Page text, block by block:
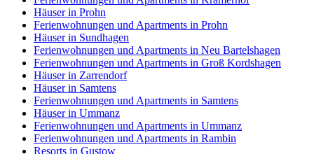
Häuser in Prohn
Ferienwohnungen und Apartments in Prohn
Häuser in Sundhagen
Ferienwohnungen und Apartments in Neu Bartelshagen
Ferienwohnungen und Apartments in Groß Kordshagen
Häuser in Zarrendorf
Häuser in Samtens
Ferienwohnungen und Apartments in Samtens
Häuser in Ummanz
Ferienwohnungen und Apartments in Ummanz
Ferienwohnungen und Apartments in Rambin
Resorts in Gustow